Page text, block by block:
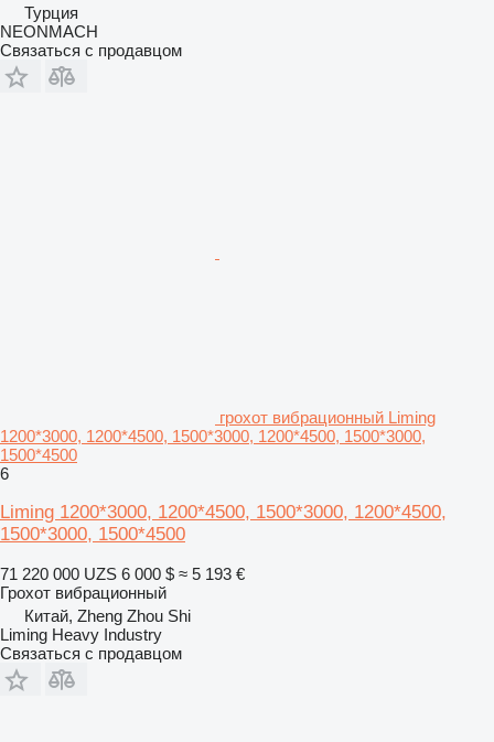
Турция
NEONMACH
Связаться с продавцом
грохот вибрационный Liming
1200*3000, 1200*4500, 1500*3000, 1200*4500, 1500*3000,
1500*4500
6
Liming 1200*3000, 1200*4500, 1500*3000, 1200*4500,
1500*3000, 1500*4500
71 220 000 UZS 6 000 $ ≈ 5 193 €
Грохот вибрационный
Китай, Zheng Zhou Shi
Liming Heavy Industry
Связаться с продавцом